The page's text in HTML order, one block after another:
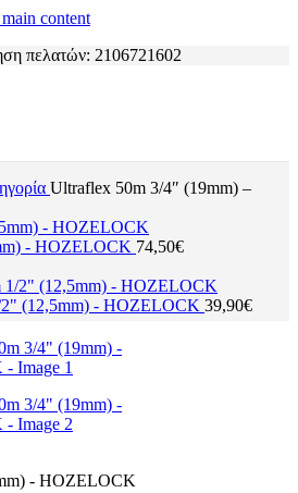
content
πελατών: 2106721602
Ultraflex 50m 3/4″ (19mm) –
- HOZELOCK 74,50€
2" (12,5mm) - HOZELOCK 39,90€